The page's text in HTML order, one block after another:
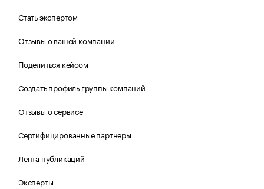
Стать экспертом
Отзывы о вашей компании
Поделиться кейсом
Создать профиль группы компаний
Отзывы о сервисе
Сертифицированные партнеры
Лента публикаций
Эксперты